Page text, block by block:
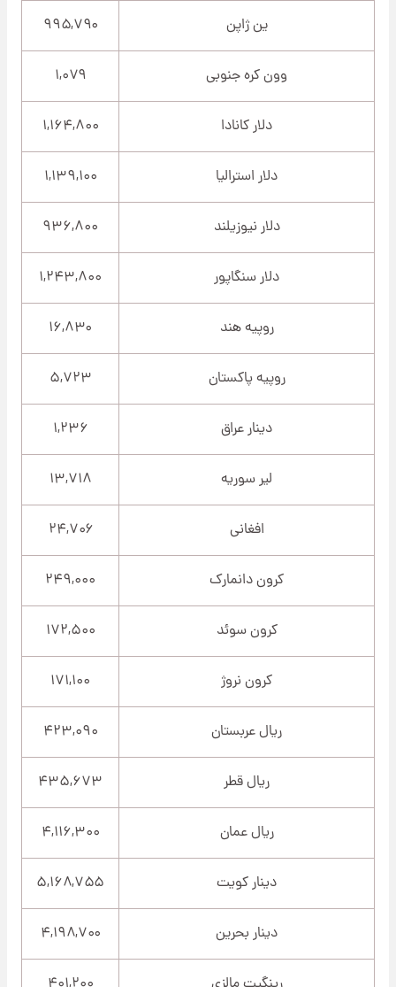
ین ژاپن ۹۹۵,۷۹۰
وون کره جنوبی ۱,۰۷۹
دلار کانادا ۱,۱۶۴,۸۰۰
دلار استرالیا ۱,۱۳۹,۱۰۰
دلار نیوزیلند ۹۳۶,۸۰۰
دلار سنگاپور ۱,۲۴۳,۸۰۰
روپیه هند ۱۶,۸۳۰
روپیه پاکستان ۵,۷۲۳
دینار عراق ۱,۲۳۶
لیر سوریه ۱۳,۷۱۸
افغانی ۲۴,۷۰۶
کرون دانمارک ۲۴۹,۰۰۰
کرون سوئد ۱۷۲,۵۰۰
کرون نروژ ۱۷۱,۱۰۰
ریال عربستان ۴۲۳,۰۹۰
ریال قطر ۴۳۵,۶۷۳
ریال عمان ۴,۱۱۶,۳۰۰
دینار کویت ۵,۱۶۸,۷۵۵
دینار بحرین ۴,۱۹۸,۷۰۰